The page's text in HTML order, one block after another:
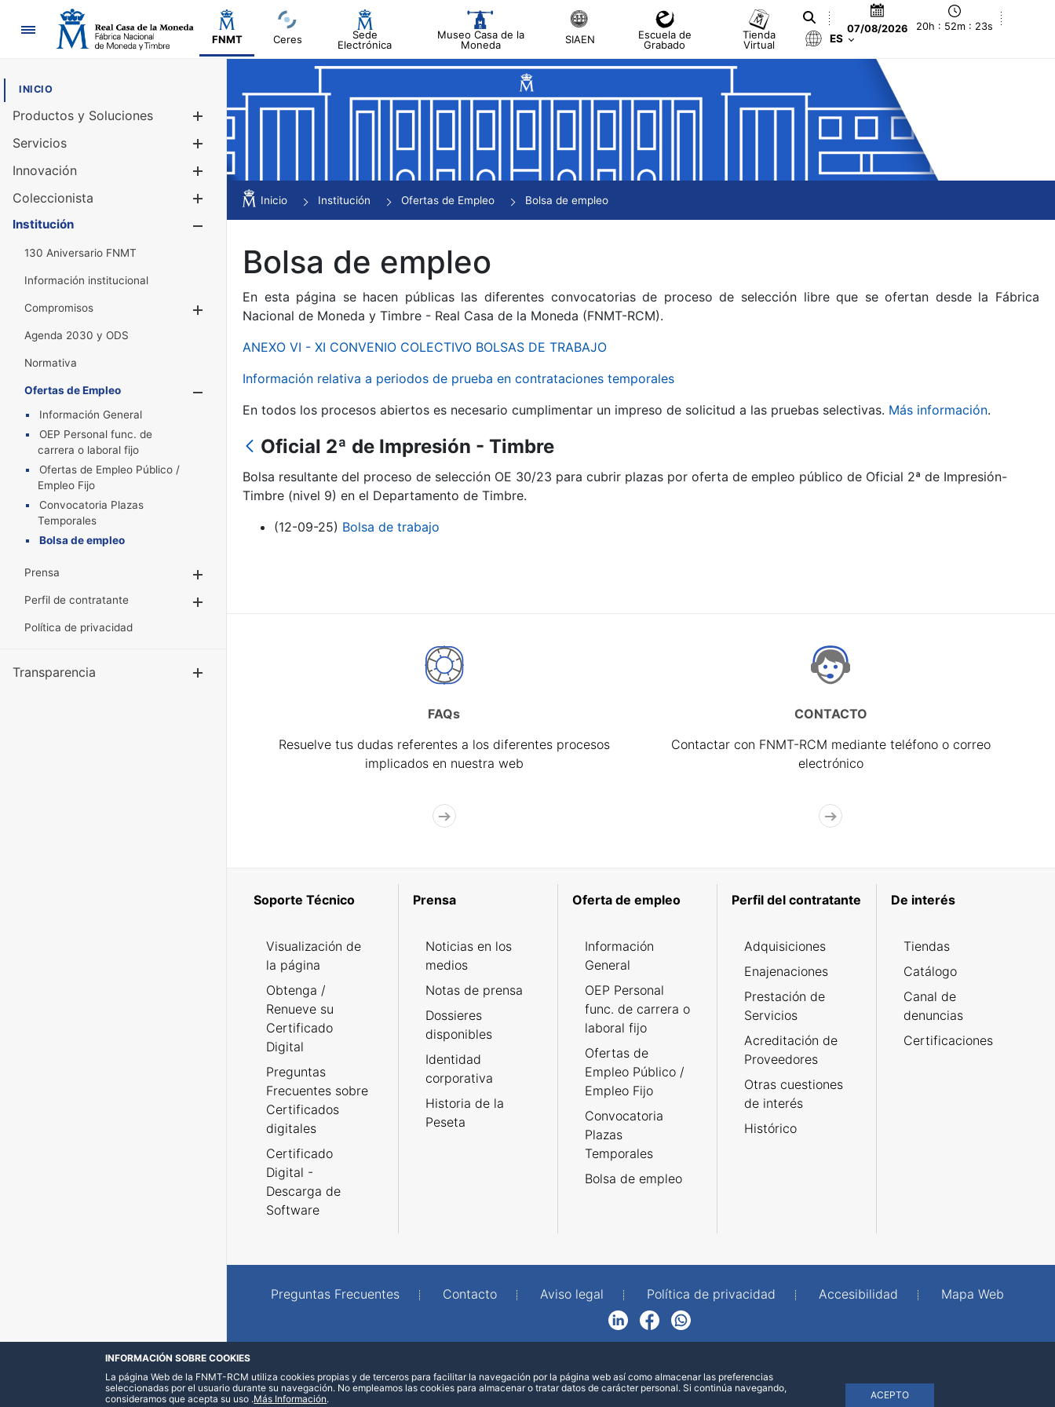
Navegación
FNMT Ceres
Sede
Electrónica
Museo Casa de la
Moneda
SIAEN
Escuela de
Grabado
Tienda
Virtual
07/08/2026 20h : 52m : 23s
ES
INICIO
Productos y Soluciones
Mostrar/Ocultar
Servicios
Innovación
Coleccionista
Mostrar/Ocultar
Institución
130 Aniversario FNMT
Información institucional
Compromisos
Mostrar/Ocultar
Agenda 2030 y ODS
Normativa
Ofertas de Empleo
Información General
OEP Personal func. de
carrera o laboral fijo
Ofertas de Empleo Público /
Empleo Fijo
Convocatoria Plazas
Temporales
Bolsa de empleo
Prensa
Perfil de contratante
Política de privacidad
Transparencia
Inicio Institución Ofertas de Empleo Bolsa de empleo
Bolsa de empleo
En esta página se hacen públicas las diferentes convocatorias de proceso de selección libre que se ofertan desde la Fábrica
Nacional de Moneda y Timbre - Real Casa de la Moneda (FNMT-RCM).
ANEXO VI - XI CONVENIO COLECTIVO BOLSAS DE TRABAJO
Información relativa a periodos de prueba en contrataciones temporales
En todos los procesos abiertos es necesario cumplimentar un impreso de solicitud a las pruebas selectivas. Más información.
Oficial 2ª de Impresión - Timbre
Bolsa resultante del proceso de selección OE 30/23 para cubrir plazas por oferta de empleo público de Oficial 2ª de Impresión-
Timbre (nivel 9) en el Departamento de Timbre.
(12-09-25) Bolsa de trabajo
FAQs
Resuelve tus dudas referentes a los diferentes procesos
implicados en nuestra web
CONTACTO
Contactar con FNMT-RCM mediante teléfono o correo
electrónico
Soporte Técnico
Visualización de
la página
Obtenga /
Renueve su
Certificado
Digital
Preguntas
Frecuentes sobre
Certificados
digitales
Certificado
Digital -
Descarga de
Software
Prensa
Noticias en los
medios
Notas de prensa
Dossieres
disponibles
Identidad
corporativa
Historia de la
Peseta
Oferta de empleo
Información
General
OEP Personal
func. de carrera o
laboral fijo
Ofertas de
Empleo Público /
Empleo Fijo
Convocatoria
Plazas
Temporales
Bolsa de empleo
Perfil del contratante
Adquisiciones
Enajenaciones
Prestación de
Servicios
Acreditación de
Proveedores
Otras cuestiones
de interés
Histórico
De interés
Tiendas
Catálogo
Canal de
denuncias
Certificaciones
Preguntas Frecuentes Contacto Aviso legal Política de privacidad Accesibilidad
Mapa Web
FacebookWhatsApp
INFORMACIÓN SOBRE COOKIES
La página Web de la FNMT-RCM utiliza cookies propias y de terceros para facilitar la navegación por la página web así como almacenar las preferencias
seleccionadas por el usuario durante su navegación. No empleamos las cookies para almacenar o tratar datos de carácter personal. Si continúa navegando,
consideramos que acepta su uso
ACEPTO
.Más Información.